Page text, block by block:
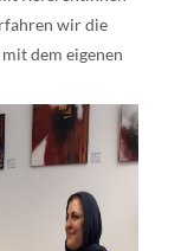
wir die
dem eigenen